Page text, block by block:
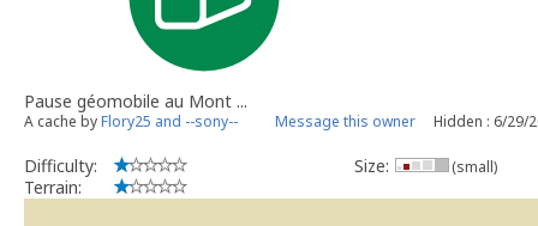
Pause géomobile au Mont‏ ...
A cache byFlory25 and --sony-- Message this owner Hidden : 6/29/
Difficulty:
Terrain:
Size: (small)